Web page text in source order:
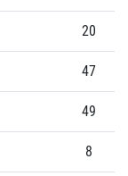
20
47
49
8